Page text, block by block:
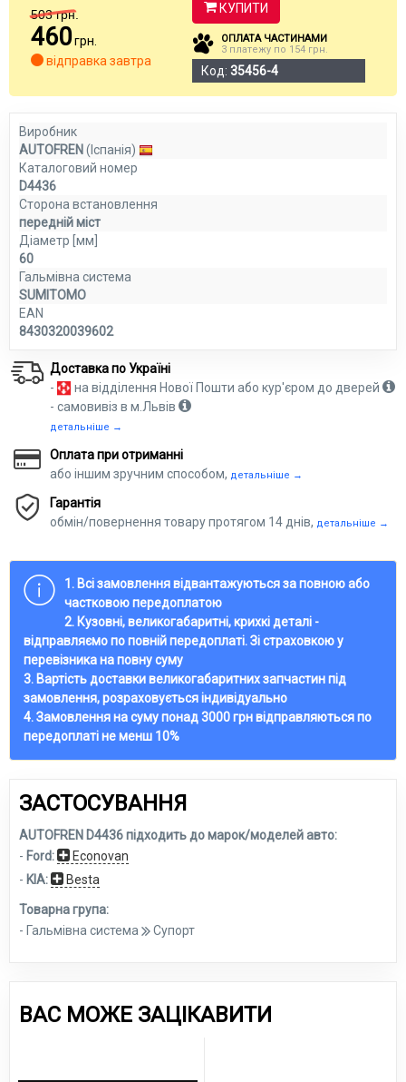
503 грн.
460грн.
відправка завтра
КУПИТИ
ОПЛАТА ЧАСТИНАМИ
3 платежу по 154 грн.
Код: 35456-4
Виробник
AUTOFREN(Іспанія)
Каталоговий номер
D4436
Сторона встановлення
передній міст
Діаметр [мм]
60
Гальмівна система
SUMITOMO
EAN
8430320039602
Доставка по Україні
-
на відділення Нової Пошти або кур'єром до дверей
- самовивіз в м.Львів
детальніше →
Оплата при отриманні
або іншим зручним способом, детальніше →
Гарантія
обмін/повернення товару протягом 14 днів, детальніше →
1. Всі замовлення відвантажуються за повною або
частковою передоплатою
2. Кузовні, великогабаритні, крихкі деталі -
відправляємо по повній передоплаті. Зі страховкою у
перевізника на повну суму
3. Вартість доставки великогабаритних запчастин під
замовлення, розраховується індивідуально
4. Замовлення на суму понад 3000 грн відправляються по
передоплаті не менш 10%
ЗАСТОСУВАННЯ
AUTOFREN D4436 підходить до марок/моделей авто:
- Ford:
Econovan
- KIA: Besta
Товарна група:
- Гальмівна система
Супорт
ВАС МОЖЕ ЗАЦІКАВИТИ